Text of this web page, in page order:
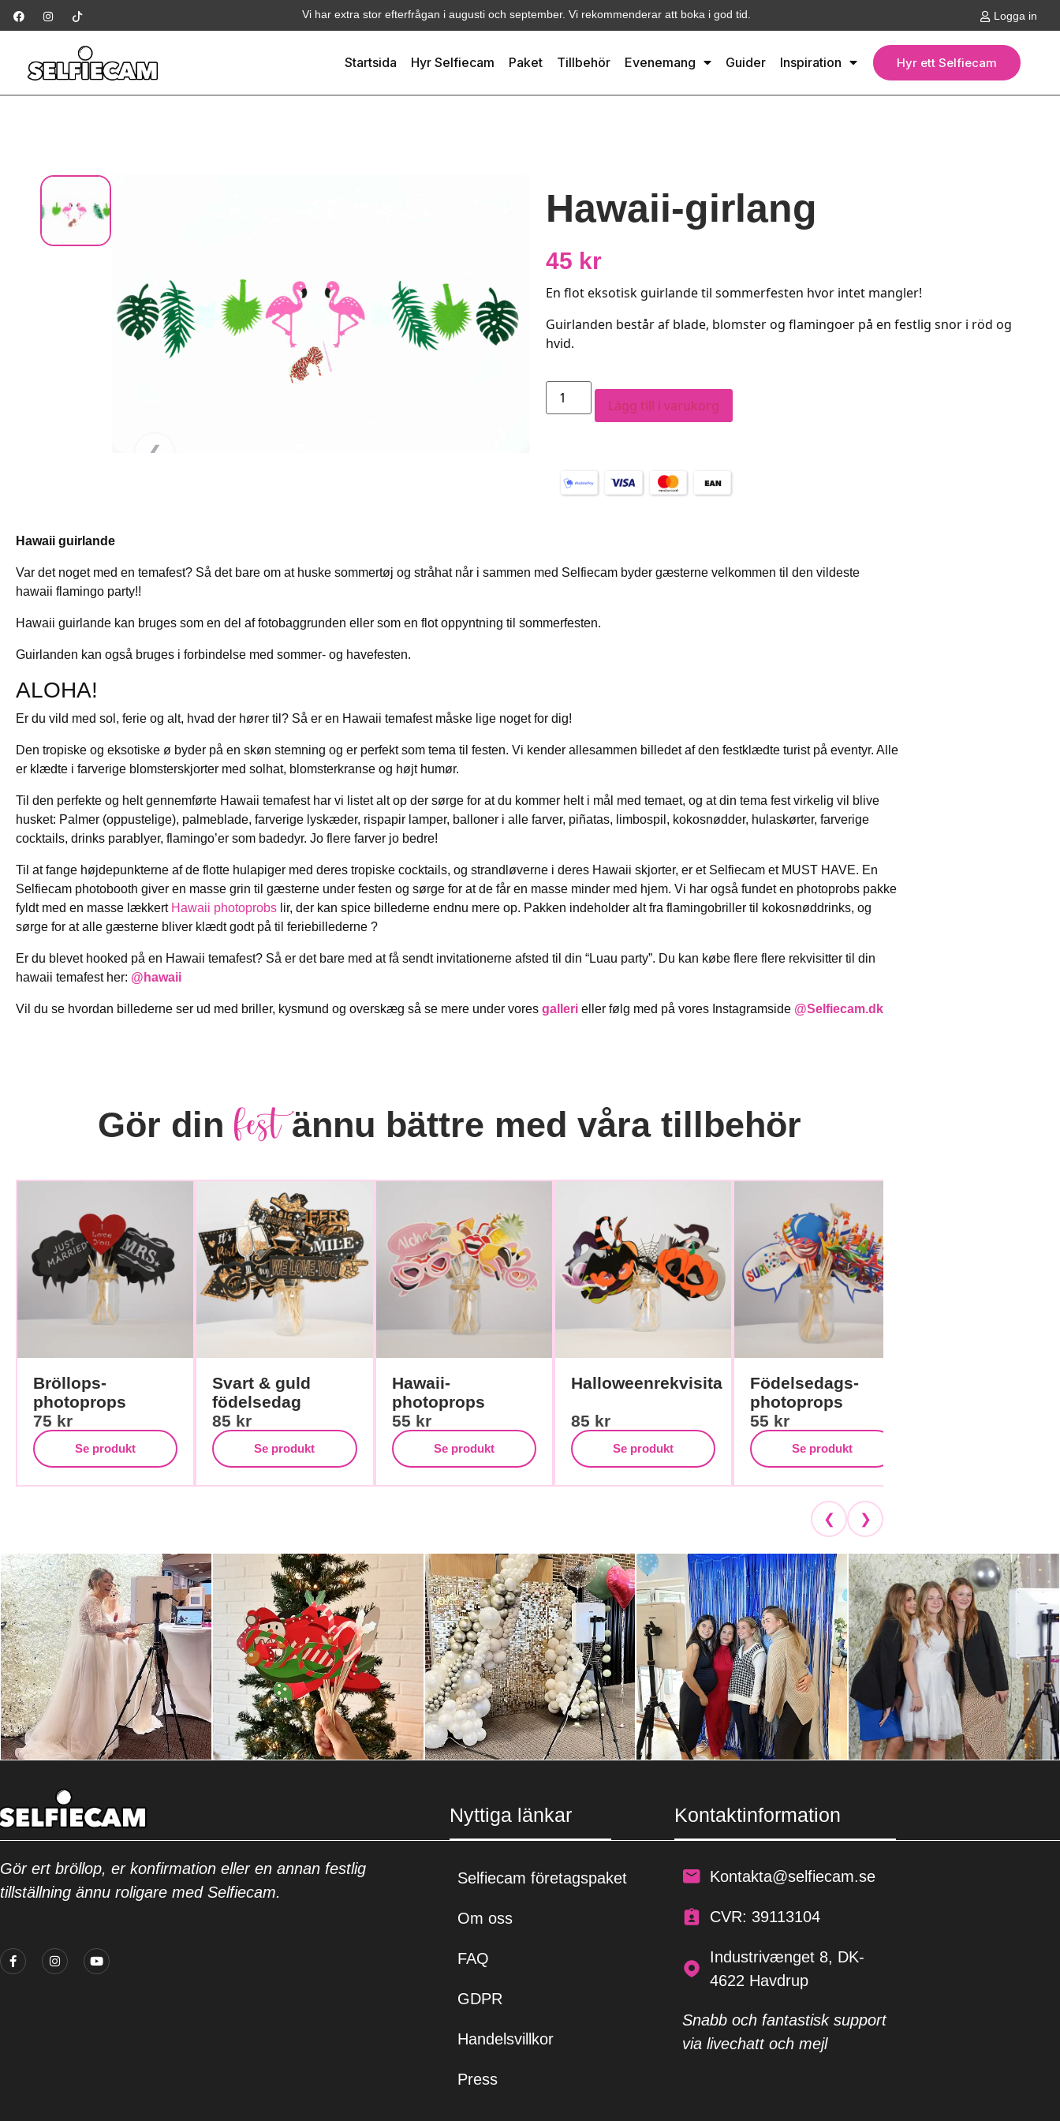
Vi har extra stor efterfrågan i augusti och september. Vi rekommenderar att boka i god tid. Logga in
Startsida Hyr Selfiecam Paket Tillbehör Evenemang Guider Inspiration Hyr ett Selfiecam
❮
Hawaii-girlang
45 kr
En flot eksotisk guirlande til sommerfesten hvor intet mangler!
Guirlanden består af blade, blomster og flamingoer på en festlig snor i röd og
hvid.
Lägg till i varukorg
Hawaii guirlande
Var det noget med en temafest? Så det bare om at huske sommertøj og stråhat når i sammen med Selfiecam byder gæsterne velkommen til den vildeste
hawaii flamingo party!!
Hawaii guirlande kan bruges som en del af fotobaggrunden eller som en flot oppyntning til sommerfesten.
Guirlanden kan også bruges i forbindelse med sommer- og havefesten.
ALOHA!
Er du vild med sol, ferie og alt, hvad der hører til? Så er en Hawaii temafest måske lige noget for dig!
Den tropiske og eksotiske ø byder på en skøn stemning og er perfekt som tema til festen. Vi kender allesammen billedet af den festklædte turist på eventyr. Alle
er klædte i farverige blomsterskjorter med solhat, blomsterkranse og højt humør.
Til den perfekte og helt gennemførte Hawaii temafest har vi listet alt op der sørge for at du kommer helt i mål med temaet, og at din tema fest virkelig vil blive
husket: Palmer (oppustelige), palmeblade, farverige lyskæder, rispapir lamper, balloner i alle farver, piñatas, limbospil, kokosnødder, hulaskørter, farverige
cocktails, drinks parablyer, flamingo’er som badedyr. Jo flere farver jo bedre!
Til at fange højdepunkterne af de flotte hulapiger med deres tropiske cocktails, og strandløverne i deres Hawaii skjorter, er et Selfiecam et MUST HAVE. En
Selfiecam photobooth giver en masse grin til gæsterne under festen og sørge for at de får en masse minder med hjem. Vi har også fundet en photoprobs pakke
fyldt med en masse lækkert Hawaii photoprobs lir, der kan spice billederne endnu mere op. Pakken indeholder alt fra flamingobriller til kokosnøddrinks, og
sørge for at alle gæsterne bliver klædt godt på til feriebillederne ?
Er du blevet hooked på en Hawaii temafest? Så er det bare med at få sendt invitationerne afsted til din “Luau party”. Du kan købe flere flere rekvisitter til din
hawaii temafest her: @hawaii
Vil du se hvordan billederne ser ud med briller, kysmund og overskæg så se mere under vores galleri eller følg med på vores Instagramside @Selfiecam.dk
Gör din festännu bättre med våra tillbehör
Bröllops-
photoprops
75 kr
Se produkt
Svart & guld
födelsedag
85 kr
Se produkt
Hawaii-
photoprops
55 kr
Se produkt
Halloweenrekvisita
85 kr
Se produkt
Födelsedags-
photoprops
55 kr
Se produkt
❮ ❯
Nyttiga länkar Kontaktinformation
Gör ert bröllop, er konfirmation eller en annan festlig
tillställning ännu roligare med Selfiecam.
Selfiecam företagspaket
Om oss
FAQ
GDPR
Handelsvillkor
Press
Kontakta@selfiecam.se
CVR: 39113104
Industrivænget 8, DK-
4622 Havdrup
Snabb och fantastisk support
via livechatt och mejl